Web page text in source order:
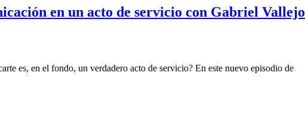
en un acto de servicio con Gabriel Vallejo
es, en el fondo, un verdadero acto de servicio? En este nuevo episodio de